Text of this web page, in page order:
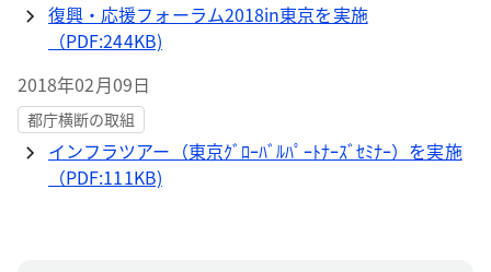
復興・応援フォーラム2018in東京を実施
（PDF:244KB)
2018年02月09日
都庁横断の取組
インフラツアー（東京ｸﾞﾛｰﾊﾞﾙﾊﾟｰﾄﾅｰｽﾞｾﾐﾅｰ）を実施
（PDF:111KB)